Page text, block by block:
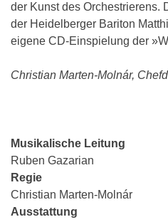
der Kunst des Orchestrierens.
der Heidelberger Bariton
eigene CD-Einspielung der
Christian Marten-Molnár,
Musikalische Leitung
Ruben Gazarian
Regie
Christian Marten-Molnár
Ausstattung